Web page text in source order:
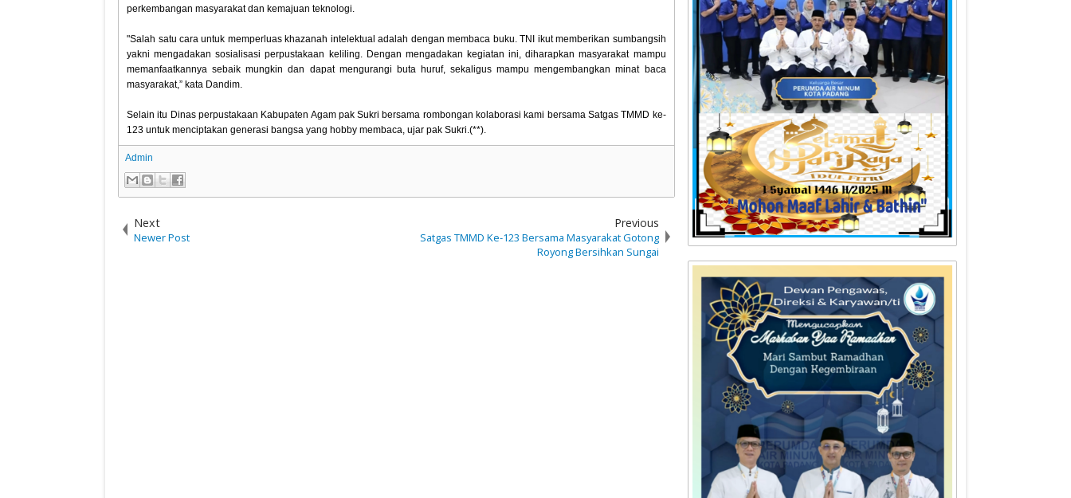
perkembangan masyarakat dan kemajuan teknologi.
"Salah satu cara untuk memperluas khazanah intelektual adalah dengan membaca buku. TNI ikut memberikan sumbangsih
yakni mengadakan sosialisasi perpustakaan keliling. Dengan mengadakan kegiatan ini, diharapkan masyarakat mampu
memanfaatkannya sebaik mungkin dan dapat mengurangi buta huruf, sekaligus mampu mengembangkan minat baca
masyarakat,” kata Dandim.
Selain itu Dinas perpustakaan Kabupaten Agam pak Sukri bersama rombongan kolaborasi kami bersama Satgas TMMD ke-
123 untuk menciptakan generasi bangsa yang hobby membaca, ujar pak Sukri.(**).
Admin
Next
Newer Post
Previous
Satgas TMMD Ke-123 Bersama Masyarakat Gotong
Royong Bersihkan Sungai